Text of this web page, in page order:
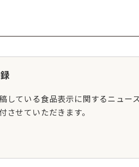
している食品表示に関するニュー
させていただきます。